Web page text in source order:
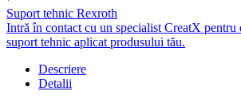
Suport tehnic Rexroth
Intră în contact cu un specialist CreatX pentru
suport tehnic aplicat produsului tău.
Descriere
Detalii